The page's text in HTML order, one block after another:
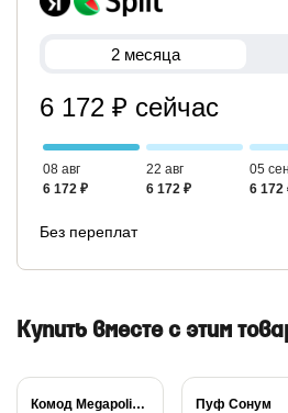
2 месяца
6 172 ₽ сейчас
08 авг
6 172 ₽
22 авг
6 172 ₽
05 сен
6 172
Без переплат
Купить вместе с этим
Комод Megapolis (3... Пуф Сонум